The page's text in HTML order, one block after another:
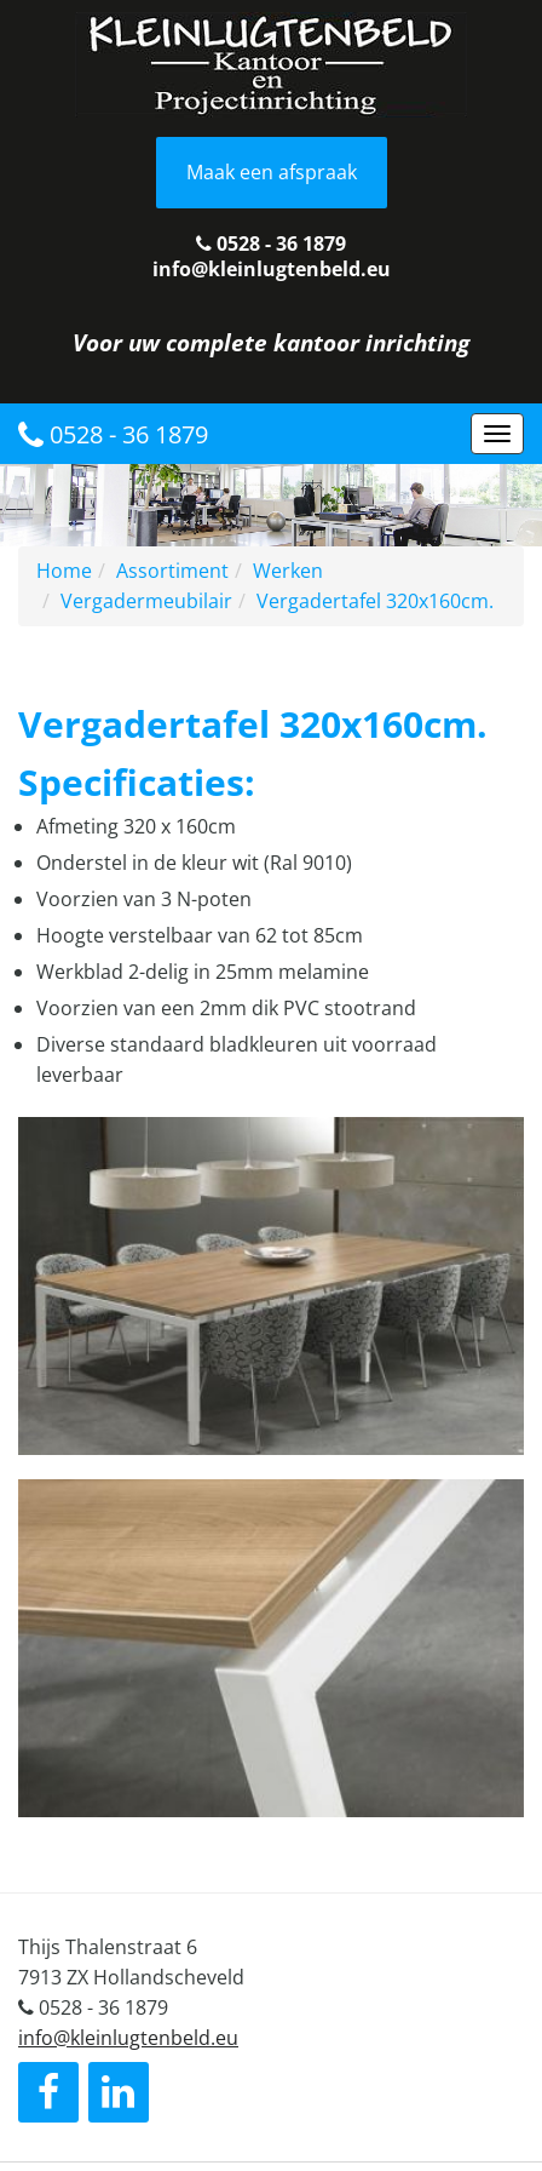
Maak een afspraak
0528 - 36 1879
info@kleinlugtenbeld.eu
Voor uw complete kantoor inrichting
0528 - 36 1879
Home Assortiment
Werken
Vergadermeubilair
Vergadertafel 320x160cm.
Vergadertafel 320x160cm.
Specificaties:
Afmeting 320 x 160cm
Onderstel in de kleur wit (Ral 9010)
Voorzien van 3 N-poten
Hoogte verstelbaar van 62 tot 85cm
Werkblad 2-delig in 25mm melamine
Voorzien van een 2mm dik PVC stootrand
Diverse standaard bladkleuren uit voorraad
leverbaar
Thijs Thalenstraat 6
7913 ZX Hollandscheveld
0528 - 36 1879
info@kleinlugtenbeld.eu